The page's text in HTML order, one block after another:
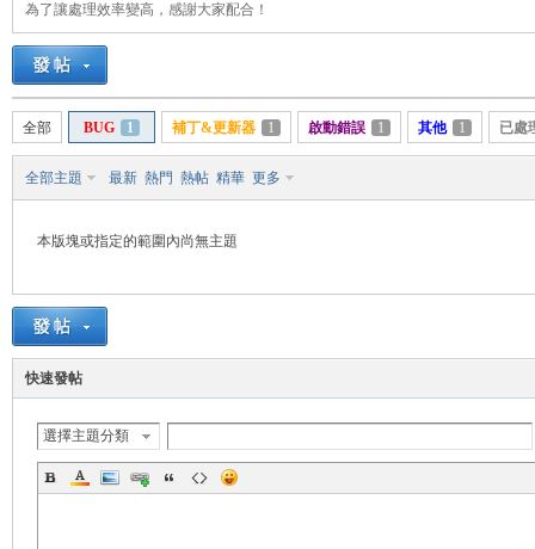
為了讓處理效率變高，感謝大家配合！
全部 BUG 1 補丁&更新器 1 啟動錯誤 1 其他 1 已處
全部主題 最新 熱門 熱帖 精華 更多
本版塊或指定的範圍內尚無主題
快速發帖
選擇主題分類